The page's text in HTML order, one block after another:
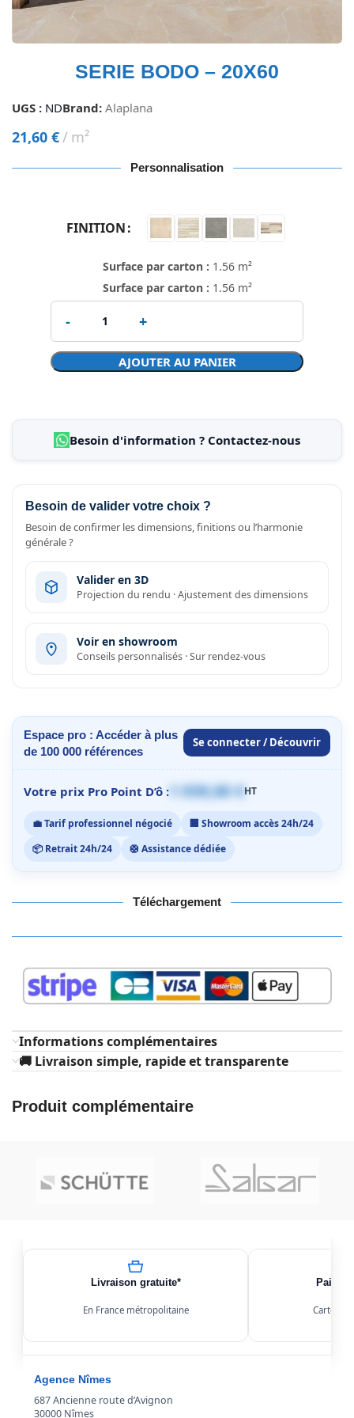
SERIE BODO – 20X60
UGS : NDBrand: Alaplana
21,60 € m²
Personnalisation
FINITION
Surface par carton : 1.56 m²
Surface par carton : 1.56 m²
AJOUTER AU PANIER
Besoin d'information ? Contactez-nous
Besoin de valider votre choix ?
Besoin de confirmer les dimensions, finitions ou l’harmonie
générale ?
Valider en 3D
Projection du rendu · Ajustement des dimensions
Voir en showroom
Conseils personnalisés · Sur rendez-vous
Espace pro : Accéder à plus
de 100 000 références
Se connecter / Découvrir
Votre prix Pro Point D’ô : 1 059,00 €HT
💼 Tarif professionnel négocié
🏢 Showroom accès 24h/24
📦 Retrait 24h/24
🛟 Assistance dédiée
Téléchargement
Informations complémentaires
🚚 Livraison simple, rapide et transparente
Produit complémentaire
Livraison gratuite*
En France métropolitaine Carte,
Agence Nîmes
687 Ancienne route d’Avignon
30000 Nîmes